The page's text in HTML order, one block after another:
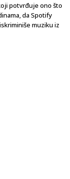
potvrđuje ono što
da Spotify
muziku iz